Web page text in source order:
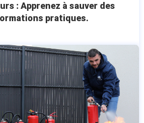
: Apprenez à sauver des
pratiques.